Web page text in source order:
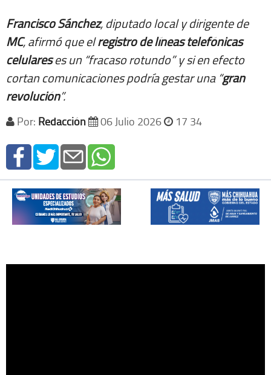
Francisco Sánchez, diputado local y dirigente de
MC, afirmó que elregistro de líneas telefónicas
celulareses un “fracaso rotundo” y si en efecto
cortan comunicaciones podría gestar una “gran
revolución”.
Por: Redacción 06 Julio 2026 17 34